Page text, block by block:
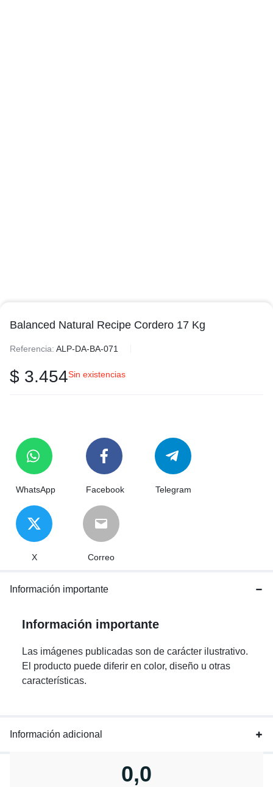
Balanced Natural Recipe Cordero 17 Kg
Referencia: ALP-DA-BA-071
$ 3.454Sin existencias
WhatsApp Facebook Telegram
X Correo
Información importante
Información importante
Las imágenes publicadas son de carácter ilustrativo.
El producto puede diferir en color, diseño u otras
características.
Información adicional
0,0